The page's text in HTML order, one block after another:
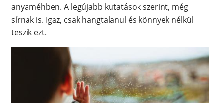
anyaméhben. A legújabb kutatások szerint, még
sírnak is. Igaz, csak hangtalanul és könnyek nélkül
teszik ezt.